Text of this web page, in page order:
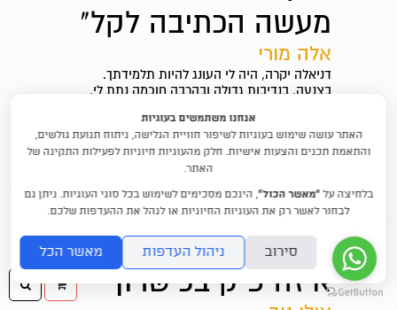
מעשה הכתיבה לקל"
אלה מורי
דניאלה יקרה, היה לי העונג להיות תלמידתך.
בצנעה, בנדיבות גדולה ובהרבה חוכמה נתת לי,
רשימת סיכומי השיעורים, שאלון הדמויות
והגרפים... המון עזרים וכלים שאני נעזרת בהם כל
הזמן. השיטה...
"מביאה אותנו אל
איזה פיק בכישרון"
ההזמנה
אנחנו משתמשים בעוגיות
האתר עושה שימוש בעוגיות לשיפור חוויית הגלישה, ניתוח תנועת גולשים,
והתאמת תכנים והצעות אישיות. חלק מהעוגיות חיוניות לפעילות התקינה של
האתר.
בלחיצה על “מאשר הכול”, הינכם מסכימים לשימוש בכל סוגי העוגיות. ניתן גם
לבחור לאשר רק את העוגיות החיוניות או לנהל את ההעדפות שלכם.
סירוב ניהול העדפות מאשר הכל